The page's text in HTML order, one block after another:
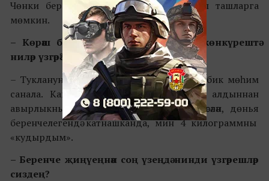
Чөнки бер генә хата барысын да бозып ташларга
мөмкин.
– Көрәш белән шөгыльләнә башлагач, көнкүрештә
ниләр үзгәрә?
– Туклануны күзәтә башлыйсың. Көрәштә бу бик мөһим
санала. Кайчак спортчыларга ярышлар алдыннан
авырлыкны «кудыру» да кирәк була. Мәсәлән, дөнья
беренчелегендә катнашканда, мин 4 килограммны
«кудырдым».
– Беренче җиңүеңнән соң үзеңдә нинди үзгәрешләр
сиздең?